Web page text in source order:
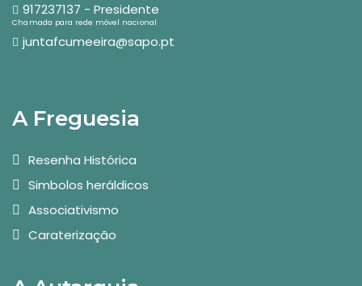
917237137 - Presidente
Chamada para rede móvel nacional
juntafcumeeira@sapo.pt
A Freguesia
Resenha Histórica
Simbolos heráldicos
Associativismo
Caraterização